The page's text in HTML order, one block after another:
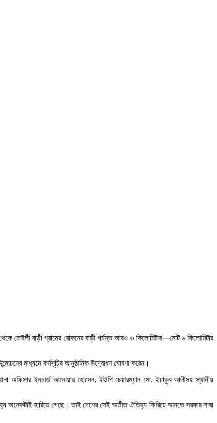
থেকে তেইলী বাড়ী গ্রামের রোকনের বাড়ী পর্যন্ত আরও ৩ কিলোমিটার—মোট ৬ কিলোমিটার
মাধ্যমে কর্মসূচির আনুষ্ঠানিক উদ্বোধন ঘোষণা করেন।
অফিসার ইনচার্জ আনোয়ার হোসেন, ইউপি চেয়ারম্যান মো. ইয়াকুব আলীসহ স্থানীয়
অনেকটাই হারিয়ে গেছে। তাই দেশের সেই অতীত ঐতিহ্য ফিরিয়ে আনতে সরকার সারা